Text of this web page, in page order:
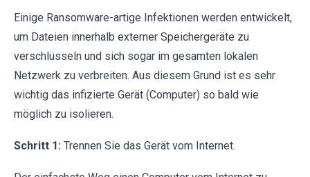
Einige Ransomware-artige Infektionen werden entwickelt,
um Dateien innerhalb externer Speichergeräte zu
verschlüsseln und sich sogar im gesamten lokalen
Netzwerk zu verbreiten. Aus diesem Grund ist es sehr
wichtig das infizierte Gerät (Computer) so bald wie
möglich zu isolieren.
Schritt 1: Trennen Sie das Gerät vom Internet.